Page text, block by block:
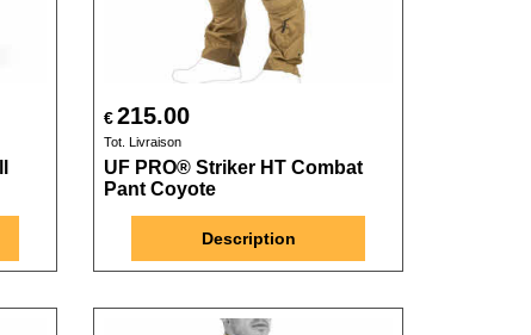
€215.00
Tot. Livraison
UF PRO® Striker HT Combat
Pant Coyote
Description